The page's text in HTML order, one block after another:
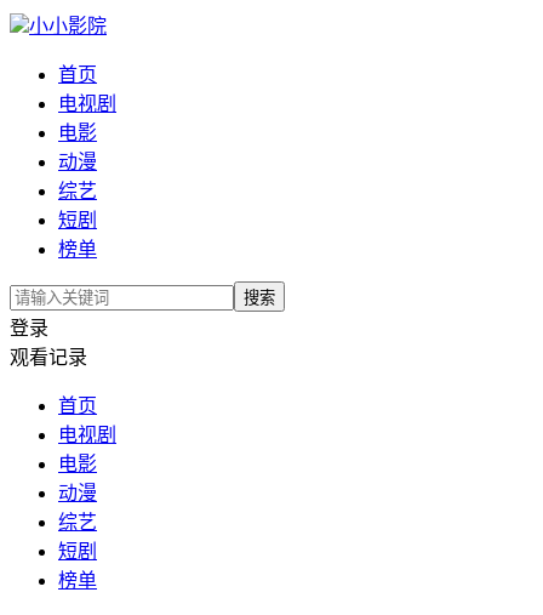
小小影院
首页
电视剧
电影
动漫
综艺
短剧
榜单
搜索
登录
观看记录
首页
电视剧
电影
动漫
综艺
短剧
榜单